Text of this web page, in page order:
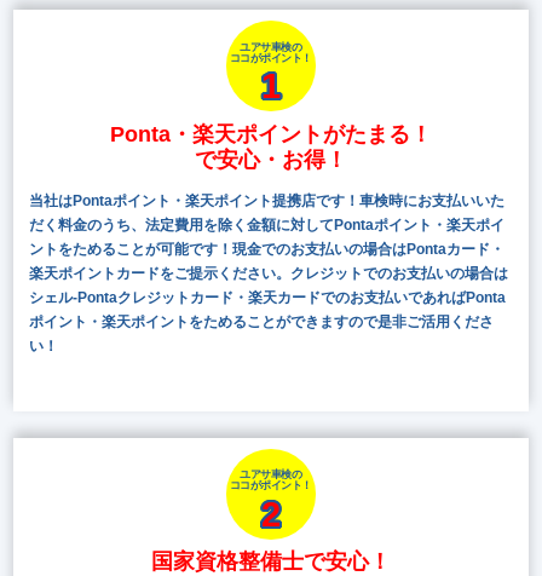
ユアサ車検の
ココがポイント！
1
Ponta・楽天ポイントがたまる！
で安心・お得！
当社はPontaポイント・楽天ポイント提携店です！車検時にお支払いいた
だく料金のうち、法定費用を除く金額に対してPontaポイント・楽天ポイ
ントをためることが可能です！現金でのお支払いの場合はPontaカード・
楽天ポイントカードをご提示ください。クレジットでのお支払いの場合は
シェル-Pontaクレジットカード・楽天カードでのお支払いであればPonta
ポイント・楽天ポイントをためることができますので是非ご活用くださ
い！
ユアサ車検の
ココがポイント！
2
国家資格整備士で安心！